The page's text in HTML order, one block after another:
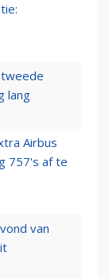
lang
Airbus
757's af te
van